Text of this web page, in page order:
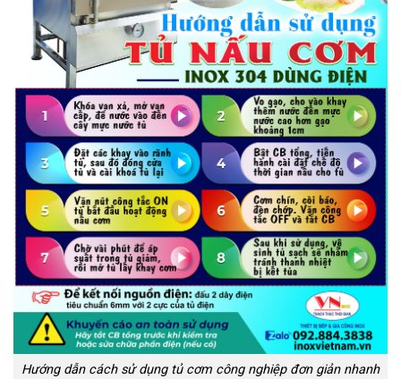
Hướng dẫn cách sử dụng tủ cơm công nghiệp đơn giản nhanh